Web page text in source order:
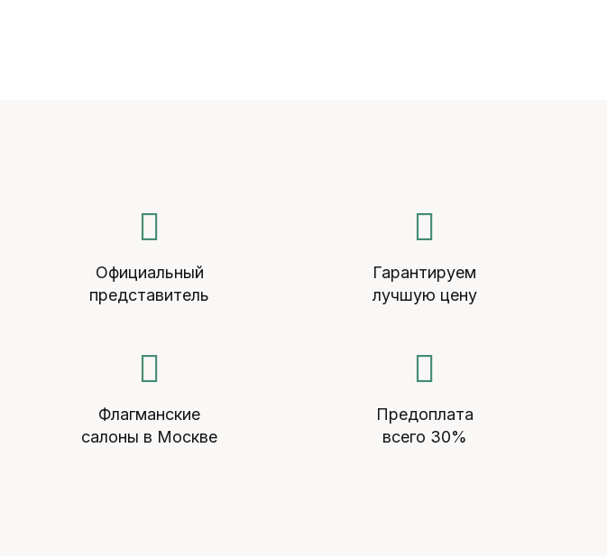
Официальный
представитель
Гарантируем
лучшую цену
Флагманские
салоны в Москве
Предоплата
всего 30%